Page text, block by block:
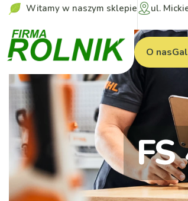
Witamy w naszym sklepie ul.
O nas